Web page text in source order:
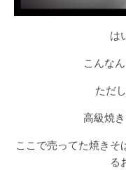
は
こんな
ただ
高級焼
ここで売ってた焼きそ
る